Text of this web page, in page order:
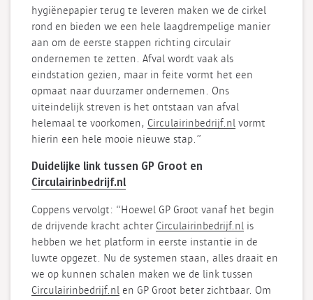
hygiënepapier terug te leveren maken we de cirkel
rond en bieden we een hele laagdrempelige manier
aan om de eerste stappen richting circulair
ondernemen te zetten. Afval wordt vaak als
eindstation gezien, maar in feite vormt het een
opmaat naar duurzamer ondernemen. Ons
uiteindelijk streven is het ontstaan van afval
helemaal te voorkomen, Circulairinbedrijf.nl vormt
hierin een hele mooie nieuwe stap.”
Duidelijke link tussen GP Groot en
Circulairinbedrijf.nl
Coppens vervolgt: “Hoewel GP Groot vanaf het begin
de drijvende kracht achter Circulairinbedrijf.nl
is
hebben we het platform in eerste instantie in de
luwte opgezet. Nu de systemen staan, alles draait en
we op kunnen schalen maken we de link tussen
Circulairinbedrijf.nl en GP Groot beter zichtbaar. Om